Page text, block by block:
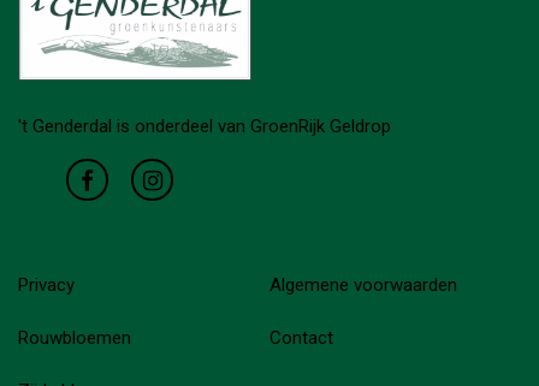
't Genderdal is onderdeel van GroenRijk Geldrop
Privacy Algemene voorwaarden
Rouwbloemen Contact